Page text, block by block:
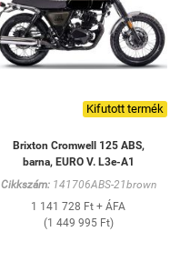
Kifutott termék
Brixton Cromwell 125 ABS,
barna, EURO V. L3e-A1
Cikkszám:141706ABS-21brown
1 141 728 Ft + ÁFA
(1 449 995 Ft)